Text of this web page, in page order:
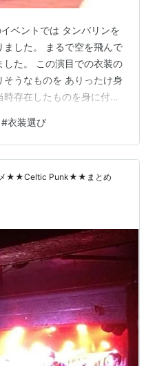
ベントでは タンバリンを
した。 まるで空を飛んで
た。 この演目での衣装の
うなものを ありったけ身
存在したものを身に付け
踊るメンバーが纏う衣装
ら ステージ全体がカラフ
かと考えたところ すでに
フスタイル、魂に フィッ
で コーディネートできま
#衣装選び
メ★★Celtic Punk★★まとめ